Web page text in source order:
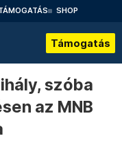
SHOP
Támogatás
szóba
az MNB